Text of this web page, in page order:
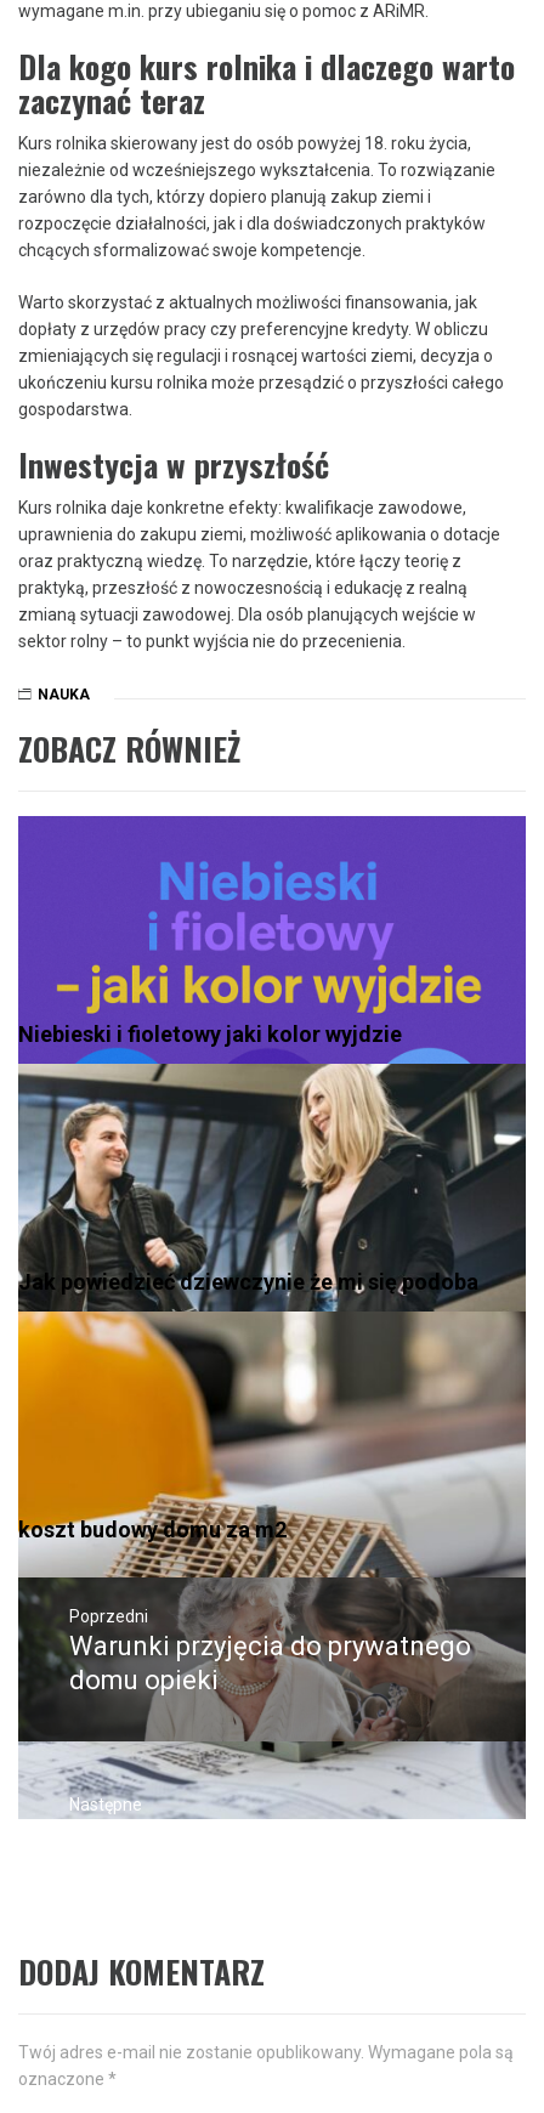
wymagane m.in. przy ubieganiu się o pomoc z ARiMR.
Dla kogo kurs rolnika i dlaczego warto
zaczynać teraz
Kurs rolnika skierowany jest do osób powyżej 18. roku życia,
niezależnie od wcześniejszego wykształcenia. To rozwiązanie
zarówno dla tych, którzy dopiero planują zakup ziemi i
rozpoczęcie działalności, jak i dla doświadczonych praktyków
chcących sformalizować swoje kompetencje.
Warto skorzystać z aktualnych możliwości finansowania, jak
dopłaty z urzędów pracy czy preferencyjne kredyty. W obliczu
zmieniających się regulacji i rosnącej wartości ziemi, decyzja o
ukończeniu kursu rolnika może przesądzić o przyszłości całego
gospodarstwa.
Inwestycja w przyszłość
Kurs rolnika daje konkretne efekty: kwalifikacje zawodowe,
uprawnienia do zakupu ziemi, możliwość aplikowania o dotacje
oraz praktyczną wiedzę. To narzędzie, które łączy teorię z
praktyką, przeszłość z nowoczesnością i edukację z realną
zmianą sytuacji zawodowej. Dla osób planujących wejście w
sektor rolny – to punkt wyjścia nie do przecenienia.
NAUKA
ZOBACZ RÓWNIEŻ
Niebieski i fioletowy jaki kolor wyjdzie
Jak powiedzieć dziewczynie że mi się podoba
koszt budowy domu za m2
Nawigacja
wpisuPoprzedni
Poprzedni
wpis:
Warunki przyjęcia do prywatnego
domu opieki
Następne
DODAJ KOMENTARZ
Twój adres e-mail nie zostanie opublikowany. Wymagane pola są
oznaczone *